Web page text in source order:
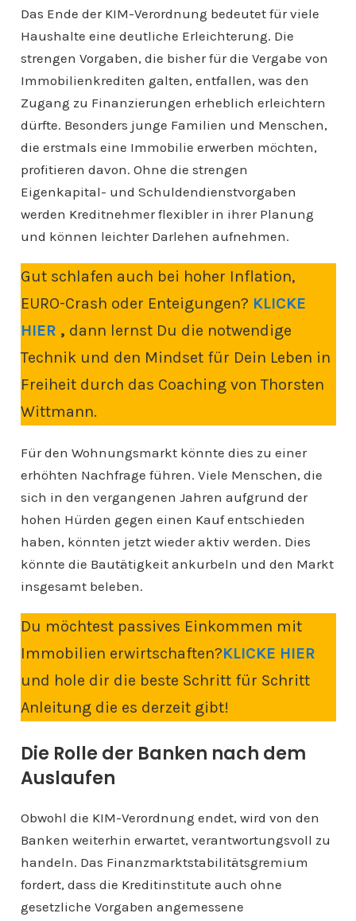
Das Ende der KIM-Verordnung bedeutet für viele
Haushalte eine deutliche Erleichterung. Die
strengen Vorgaben, die bisher für die Vergabe von
Immobilienkrediten galten, entfallen, was den
Zugang zu Finanzierungen erheblich erleichtern
dürfte. Besonders junge Familien und Menschen,
die erstmals eine Immobilie erwerben möchten,
profitieren davon. Ohne die strengen
Eigenkapital- und Schuldendienstvorgaben
werden Kreditnehmer flexibler in ihrer Planung
und können leichter Darlehen aufnehmen.
Gut schlafen auch bei hoher Inflation,
EURO-Crash oder Enteigungen? KLICKE
HIER , dann lernst Du die notwendige
Technik und den Mindset für Dein Leben in
Freiheit durch das Coaching von Thorsten
Wittmann.
Für den Wohnungsmarkt könnte dies zu einer
erhöhten Nachfrage führen. Viele Menschen, die
sich in den vergangenen Jahren aufgrund der
hohen Hürden gegen einen Kauf entschieden
haben, könnten jetzt wieder aktiv werden. Dies
könnte die Bautätigkeit ankurbeln und den Markt
insgesamt beleben.
Du möchtest passives Einkommen mit
Immobilien erwirtschaften?KLICKE HIER
und hole dir die beste Schritt für Schritt
Anleitung die es derzeit gibt!
Die Rolle der Banken nach dem
Auslaufen
Obwohl die KIM-Verordnung endet, wird von den
Banken weiterhin erwartet, verantwortungsvoll zu
handeln. Das Finanzmarktstabilitätsgremium
fordert, dass die Kreditinstitute auch ohne
gesetzliche Vorgaben angemessene